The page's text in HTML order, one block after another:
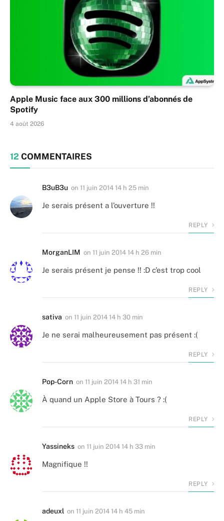
Apple Music face aux 300 millions d’abonnés de
Spotify
4 août 2026
12 COMMENTAIRES
B3uB3u on 11 juin 2014 14 h 25 min
Je serais présent a l’ouverture !!
REPLY
MorganLIM on 11 juin 2014 14 h 26 min
Je serais présent je pense !! :D c’est trop cool
REPLY
sativa on 11 juin 2014 14 h 30 min
Je ne serai malheureusement pas présent :(
REPLY
Pop-Corn on 11 juin 2014 14 h 31 min
À quand un Apple Store à Tours ? :(
REPLY
Yassineks on 11 juin 2014 14 h 33 min
Magnifique !!
REPLY
adeuxl on 11 juin 2014 14 h 45 min